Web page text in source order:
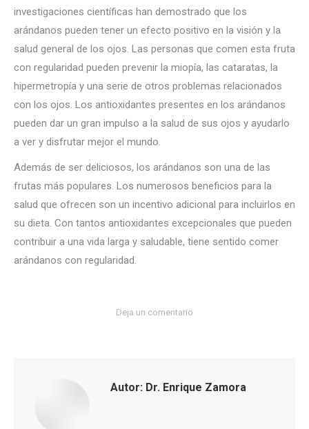
investigaciones científicas han demostrado que los
arándanos pueden tener un efecto positivo en la visión y la
salud general de los ojos. Las personas que comen esta fruta
con regularidad pueden prevenir la miopía, las cataratas, la
hipermetropía y una serie de otros problemas relacionados
con los ojos. Los antioxidantes presentes en los arándanos
pueden dar un gran impulso a la salud de sus ojos y ayudarlo
a ver y disfrutar mejor el mundo.
Además de ser deliciosos, los arándanos son una de las
frutas más populares. Los numerosos beneficios para la
salud que ofrecen son un incentivo adicional para incluirlos en
su dieta. Con tantos antioxidantes excepcionales que pueden
contribuir a una vida larga y saludable, tiene sentido comer
arándanos con regularidad.
Deja un comentario
Autor: Dr. Enrique Zamora